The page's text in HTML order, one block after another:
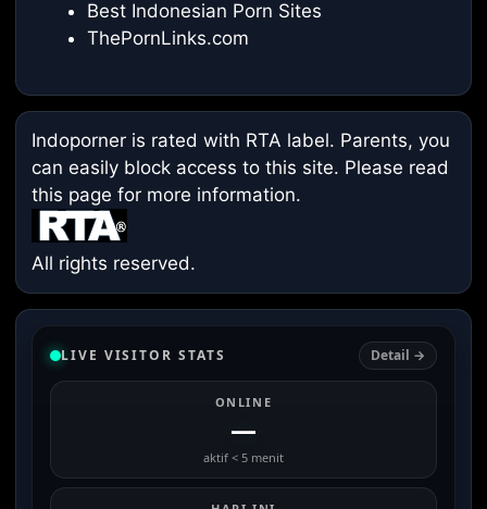
Best Indonesian Porn Sites
ThePornLinks.com
Indoporner is rated with RTA label. Parents, you
can easily block access to this site. Please read
this page for more information.
All rights reserved.
LIVE VISITOR STATS Detail →
ONLINE
—
aktif < 5 menit